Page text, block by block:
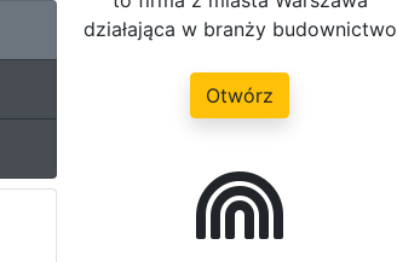
działająca w branży budownictwo
Otwórz